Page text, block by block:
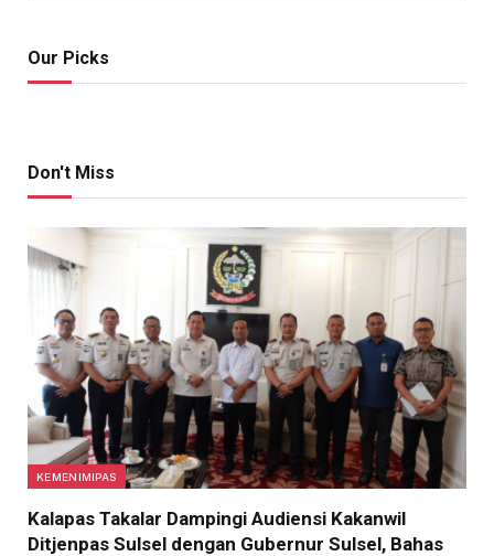
Our Picks
Don't Miss
KEMENIMIPAS
Kalapas Takalar Dampingi Audiensi Kakanwil
Ditjenpas Sulsel dengan Gubernur Sulsel, Bahas